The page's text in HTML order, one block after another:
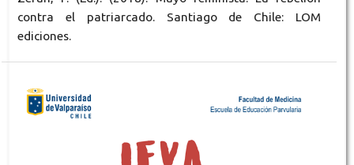
contra el patriarcado. Santiago de Chile: LOM
ediciones.